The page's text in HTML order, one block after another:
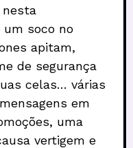
soco no
apitam,
de segurança
celas… várias
em
uma
vertigem e